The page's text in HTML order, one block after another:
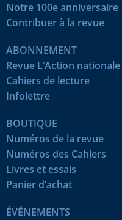
Notre 100e anniversaire
Contribuer à la revue
ABONNEMENT
Revue L’Action nationale
Cahiers de lecture
Infolettre
BOUTIQUE
Numéros de la revue
Numéros des Cahiers
Livres et essais
Panier d’achat
ÉVÉNEMENTS